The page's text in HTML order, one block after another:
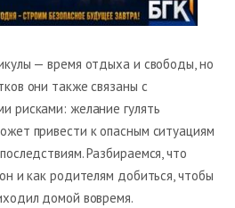
— время отдыха и свободы, но
они также связаны с
рисками: желание гулять
привести к опасным ситуациям
Разбираемся, что
и как родителям добиться, чтобы
домой вовремя.